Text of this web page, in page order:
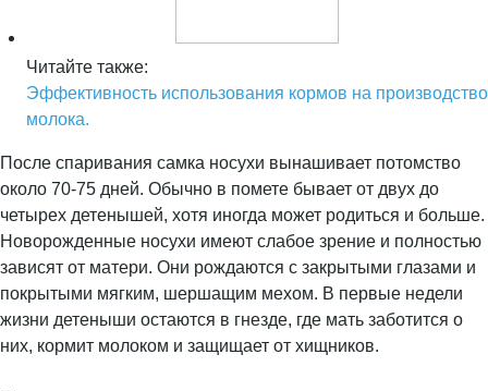
Читайте также:
Эффективность использования кормов на производство
молока.
После спаривания самка носухи вынашивает потомство
около 70-75 дней. Обычно в помете бывает от двух до
четырех детенышей, хотя иногда может родиться и больше.
Новорожденные носухи имеют слабое зрение и полностью
зависят от матери. Они рождаются с закрытыми глазами и
покрытыми мягким, шершащим мехом. В первые недели
жизни детеныши остаются в гнезде, где мать заботится о
них, кормит молоком и защищает от хищников.